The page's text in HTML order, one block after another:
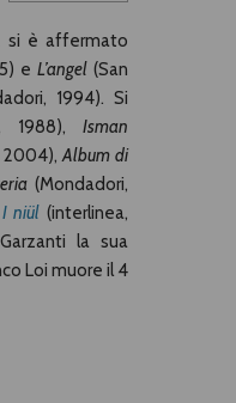
si è affermato
e L’angel (San
1994). Si
1988), Isman
2004),Album di
(Mondadori,
I niül (interlinea,
la sua
Loi muore il 4